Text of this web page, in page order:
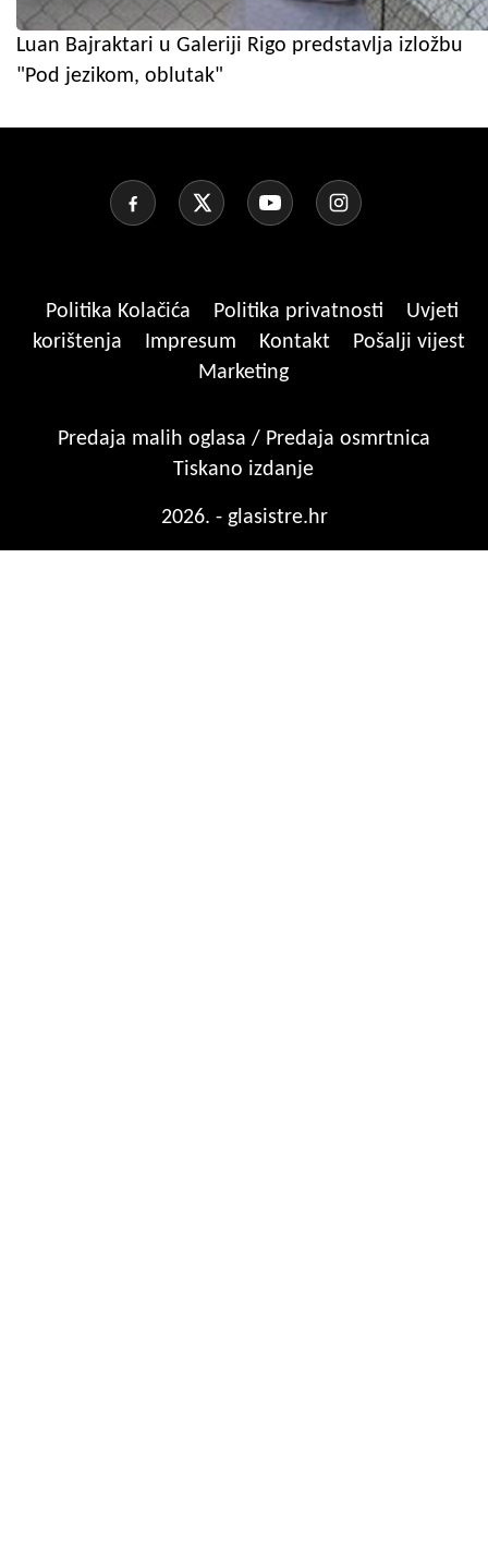
Luan Bajraktari u Galeriji Rigo predstavlja izložbu
"Pod jezikom, oblutak"
Politika Kolačića Politika privatnosti
Uvjeti
korištenja
Impresum Kontakt
Pošalji vijest
Marketing
Predaja malih oglasa / Predaja osmrtnica
Tiskano izdanje
2026. - glasistre.hr